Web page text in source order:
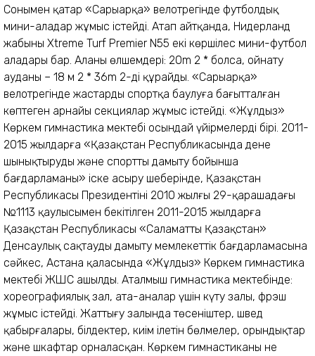
Сонымен қатар «Сарыарқа» велотрегінде футбол­дық
мини-алаңдар жұмыс істейді. Атап айтқанда, Нидерланд
жабыны Xtreme Turf Premier N55 екі көршілес мини-футбол
алаңдары бар. Алаңның өлшемдері: 20m 2 * болса, ойнату
ауданы – 18 м 2 * 36m 2-ді құрайды. «Сарыарқа»
велотрегінде жастардың спортқа баулуға бағытталған
көптеген арнайы секциялар жұмыс істейді. «Жұлдыз»
Көркем гимнастика мектебі осындай үйірмелердің бірі. 2011-
2015 жылдарға «Қазақстан Республикасында дене
шынықтыруды және спортты дамыту бойынша
бағдарламаны» іске асыру шеңберінде, Қазақстан
Республикасы Президентінің 2010 жылғы 29-қарашадағы
№1113 қаулысымен бекітілген 2011-2015 жылдарға
Қазақстан Республикасы «Саламатты Қазақстан»
Денсаулық сақтауды дамыту мемлекеттік бағдарламасына
сәйкес, Астана қаласында «Жұлдыз» Көркем гимнастика
мектебі ЖШС ашылды. Аталмыш гимнастика мектебінде:
хореографиялық зал, ата-аналар үшін күту залы, фрэш
жұмыс істейді. Жаттығу залында төсеніштер, швед
қабырғалары, білдектер, киім ілетін бөлмелер, орындықтар
және шкафтар орналасқан. Көркем гимнастиканың не